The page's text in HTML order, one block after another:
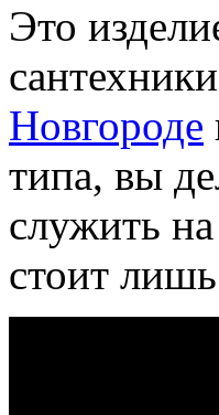
Это
Новгороде
типа, вы
служить
стоит